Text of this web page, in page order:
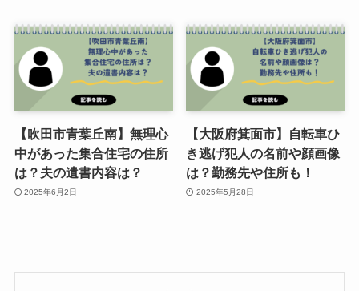
【吹田市青葉丘南】無理心
中があった集合住宅の住所
は？夫の遺書内容は？
2025年6月2日
【大阪府箕面市】自転車ひ
き逃げ犯人の名前や顔画像
は？勤務先や住所も！
2025年5月28日